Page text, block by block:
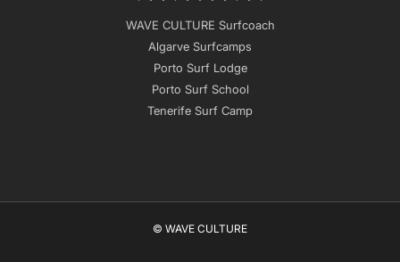
WAVE CULTURE Surfcoach
Algarve Surfcamps
Porto Surf Lodge
Porto Surf School
Tenerife Surf Camp
© WAVE CULTURE